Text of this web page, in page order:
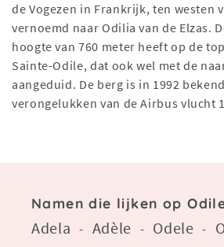
de Vogezen in Frankrijk, ten westen
vernoemd naar Odilia van de Elzas.
hoogte van 760 meter heeft op de
Sainte-Odile, dat ook wel met de
aangeduid. De berg is in 1992
verongelukken van de Airbus vlucht
Namen die lijken op
Adela - Adèle - Odele -